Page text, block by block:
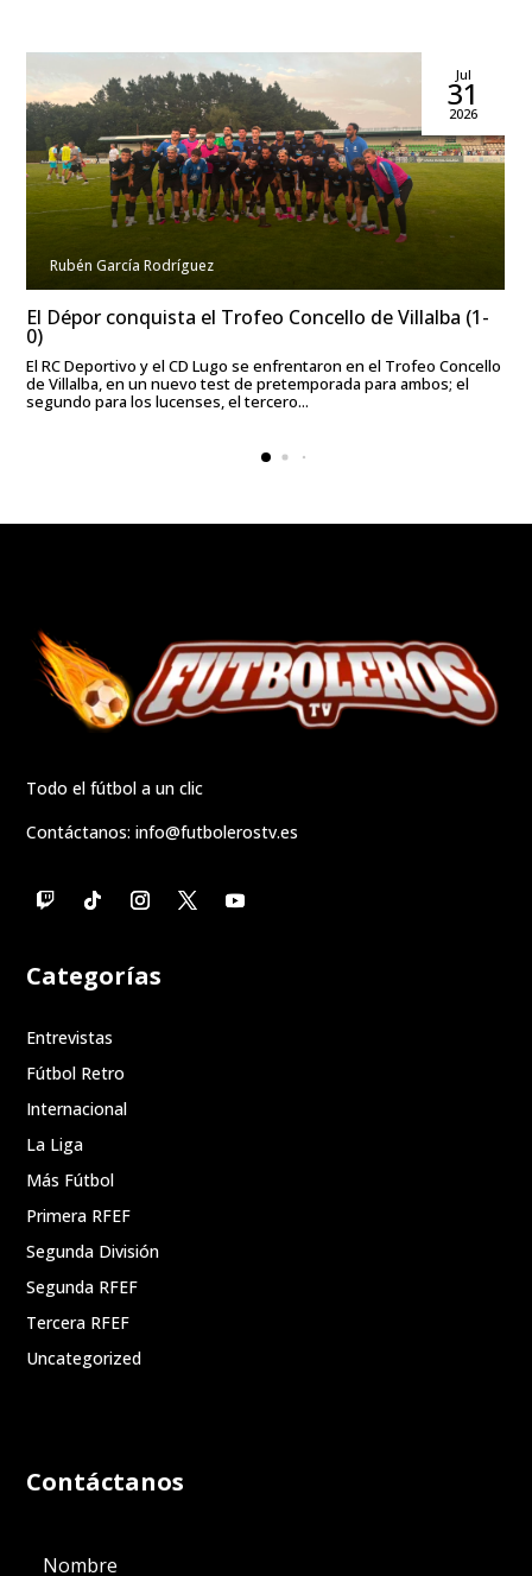
Rubén García Rodríguez
Jul
31
2026
El Dépor conquista el Trofeo Concello de Villalba (1-
0)
El RC Deportivo y el CD Lugo se enfrentaron en el Trofeo Concello
de Villalba, en un nuevo test de pretemporada para ambos; el
segundo para los lucenses, el tercero...
Todo el fútbol a un clic
Contáctanos:info@futbolerostv.es
Categorías
Entrevistas
Fútbol Retro
Internacional
La Liga
Más Fútbol
Primera RFEF
Segunda División
Segunda RFEF
Tercera RFEF
Uncategorized
Contáctanos